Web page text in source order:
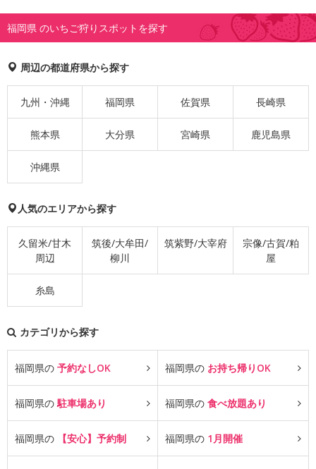
福岡県 のいちご狩りスポットを探す
周辺の都道府県から探す
九州・沖縄 福岡県 佐賀県 長崎県
熊本県 大分県 宮崎県 鹿児島県
沖縄県
人気のエリアから探す
久留米/甘木
周辺
筑後/大牟田/
柳川
筑紫野/大宰府
宗像/古賀/粕
屋
糸島
カテゴリから探す
福岡県の 予約なしOK 福岡県の お持ち帰りOK
福岡県の駐車場あり 福岡県の 食べ放題あり
福岡県の 【安心】予約制 福岡県の 1月開催